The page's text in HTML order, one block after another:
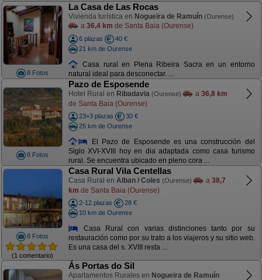
8 Fotos
La Casa de Las Rocas
Vivienda turística en Nogueira de Ramuín (Ourense)
a 36,4 km de Santa Baia (Ourense)
6 plazas
40 €
21 km de Ourense
Casa rural en Plena Ribeira Sacra en un entorno
natural ideal para desconectar. ...
8 Fotos
Pazo de Esposende
Hotel Rural en Ribadavia (Ourense) a 36,8 km
de Santa Baia (Ourense)
23+3 plazas
30 €
25 km de Ourense
El Pazo de Esposende es una construcción del
Siglo XVI-XVIII hoy en dia adaptada como casa turismo
rural. Se encuentra ubicado en pleno cora ...
8 Fotos
(1 comentario)
Casa Rural Vila Centellas
Casa Rural en Alban / Coles (Ourense) a 38,7
km de Santa Baia (Ourense)
2-12 plazas
28 €
10 km de Ourense
Casa Rural con varias distinciones tanto por su
restauración como por su trato a los viajeros y su sitio web.
Es una casa del s. XVIII resta ...
Ás Portas do Sil
Apartamentos Rurales en Nogueira de Ramuín